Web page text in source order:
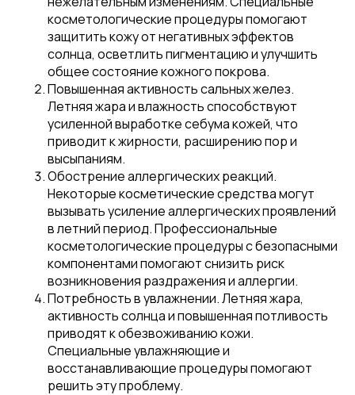
косметологические процедуры помогают
защитить кожу от негативных эффектов
солнца, осветлить пигментацию и улучшить
общее состояние кожного покрова.
Повышенная активность сальных желез.
Летняя жара и влажность способствуют
усиленной выработке себума кожей, что
приводит к жирности, расширению пор и
высыпаниям.
Обострение аллергических реакций.
Некоторые косметические средства могут
вызывать усиление аллергических проявлений
в летний период. Профессиональные
косметологические процедуры с безопасными
компонентами помогают снизить риск
возникновения раздражения и аллергии.
Потребность в увлажнении. Летняя жара,
активность солнца и повышенная потливость
приводят к обезвоживанию кожи.
Специальные увлажняющие и
восстанавливающие процедуры помогают
решить эту проблему.